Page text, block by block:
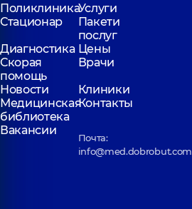
ПоликлиникаУслуги
Стационар
Пакети
послуг
Диагностика Цены
Скорая
помощь
Врачи
Новости
Клиники
Медицинская
библиотека
Контакты
Вакансии
Почта:
info@med.dobrobut.com